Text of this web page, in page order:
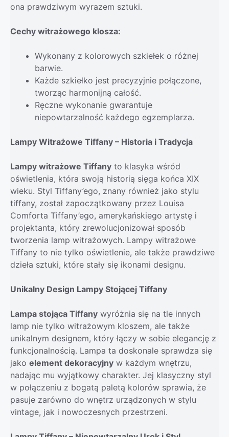
ona prawdziwym wyrazem sztuki.
Cechy witrażowego klosza:
Wykonany z kolorowych szkiełek o różnej
barwie.
Każde szkiełko jest precyzyjnie połączone,
tworząc harmonijną całość.
Ręczne wykonanie gwarantuje
niepowtarzalność każdego egzemplarza.
Lampy Witrażowe Tiffany – Historia i Tradycja
Lampy witrażowe Tiffany to klasyka wśród
oświetlenia, która swoją historią sięga końca XIX
wieku. Styl Tiffany’ego, znany również jako stylu
tiffany, został zapoczątkowany przez Louisa
Comforta Tiffany’ego, amerykańskiego artystę i
projektanta, który zrewolucjonizował sposób
tworzenia lamp witrażowych. Lampy witrażowe
Tiffany to nie tylko oświetlenie, ale także prawdziwe
dzieła sztuki, które stały się ikonami designu.
Unikalny Design Lampy Stojącej Tiffany
Lampa stojąca Tiffany wyróżnia się na tle innych
lamp nie tylko witrażowym kloszem, ale także
unikalnym designem, który łączy w sobie elegancję z
funkcjonalnością. Lampa ta doskonale sprawdza się
jako element dekoracyjny w każdym wnętrzu,
nadając mu wyjątkowy charakter. Jej klasyczny styl
w połączeniu z bogatą paletą kolorów sprawia, że
pasuje zarówno do wnętrz urządzonych w stylu
vintage, jak i nowoczesnych przestrzeni.